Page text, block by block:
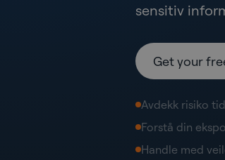
sensitiv
Get your
Avdekk risiko
Forstå din
Handle med